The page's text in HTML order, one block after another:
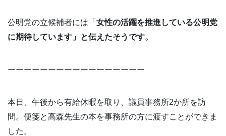
公明党の立候補者には「 女性の活躍を推進している公明党
に期待しています」と伝えたそうです。
ーーーーーーーーーーーーーーーーー
本日、午後から有給休暇を取り、議員事務所2か所を訪
問。便箋と高森先生の本を事務所の方に渡すことができま
した。